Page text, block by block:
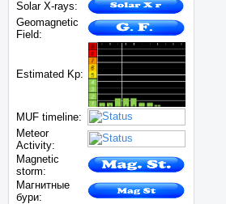
Solar X-rays:
Geomagnetic
Field:
Estimated Kp:
MUF timeline:
Meteor
Activity:
Magnetic
storm:
Магнитные
бури: